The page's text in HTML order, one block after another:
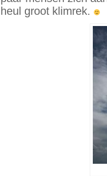
heul groot klimrek.